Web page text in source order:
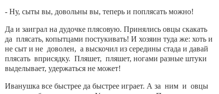
- Ну, сыты вы, довольны вы, теперь и поплясать можно!
Да и заиграл на дудочке плясовую. Принялись овцы скакать
да плясать, копытцами постукивать! И хозяин туда же: хоть и
не сыт и не доволен, а выскочил из середины стада и давай
плясать вприсядку. Пляшет, пляшет, ногами разные штуки
выделывает, удержаться не может!
Иванушка все быстрее да быстрее играет. А за ним и овцы